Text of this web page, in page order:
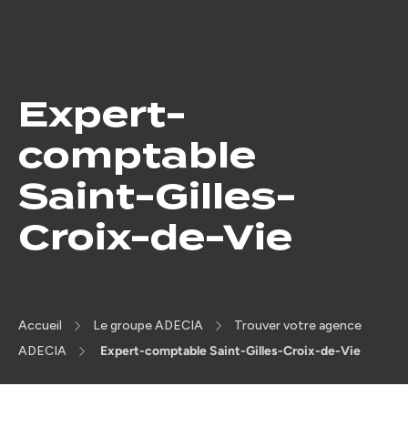
Expert-
comptable
Saint-Gilles-
Croix-de-Vie
Accueil Le groupe ADECIA
Trouver votre agence
ADECIA
Expert-comptable Saint-Gilles-Croix-de-Vie